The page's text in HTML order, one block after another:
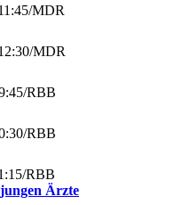
/MDR
/MDR
/RBB
/RBB
/RBB
Ärzte